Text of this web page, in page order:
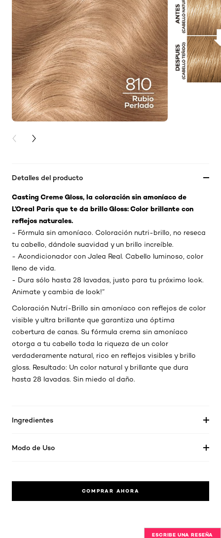
PREVIOUS CARD
NEXT CARD
Detalles del producto
Casting Creme Gloss, la coloración sin amoníaco de
L’Oreal Paris que te da brillo Gloss: Color brillante con
reflejos naturales.
- Fórmula sin amoníaco. Coloración nutri-brillo, no reseca
tu cabello, dándole suavidad y un brillo increíble.
- Acondicionador con Jalea Real. Cabello luminoso, color
lleno de vida.
- Dura sólo hasta 28 lavadas, justo para tu próximo look.
Animate y cambia de look!”
Coloración Nutrí-Brillo sin amoníaco con reflejos de color
visible y ultra brillante que garantiza una óptima
cobertura de canas. Su fórmula crema sin amoníaco
otorga a tu cabello toda la riqueza de un color
verdaderamente natural, rico en reflejos visibles y brillo
gloss. Resultado: Un color natural y brillante que dura
hasta 28 lavadas. Sin miedo al daño.
Ingredientes
Modo de Uso
COMPRAR AHORA
ESCRIBE UNA RESEÑA